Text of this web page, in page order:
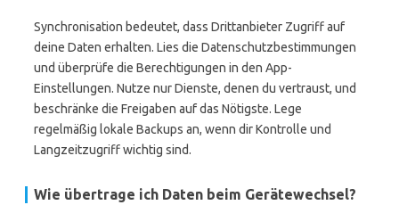
Synchronisation bedeutet, dass Drittanbieter Zugriff auf
deine Daten erhalten. Lies die Datenschutzbestimmungen
und überprüfe die Berechtigungen in den App-
Einstellungen. Nutze nur Dienste, denen du vertraust, und
beschränke die Freigaben auf das Nötigste. Lege
regelmäßig lokale Backups an, wenn dir Kontrolle und
Langzeitzugriff wichtig sind.
Wie übertrage ich Daten beim Gerätewechsel?